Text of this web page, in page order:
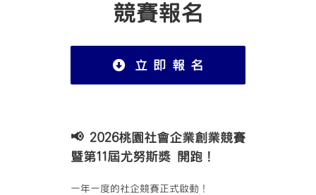
競賽報名
立 即 報 名
📢 2026桃園社會企業創業競賽
暨第11屆尤努斯獎 開跑！
一年一度的社企競賽正式啟動！